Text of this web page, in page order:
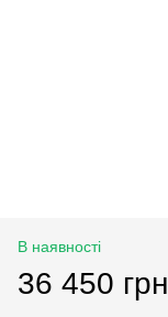
В наявності
36 450 грн